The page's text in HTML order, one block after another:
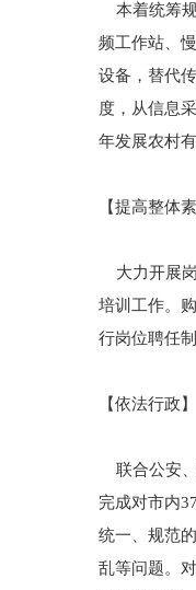
本着统筹规
频工作站、
设备，替代
度，从信息
年发展农村
【提高整体素
大力开展岗
培训工作。
行岗位聘任
【依法行政】
联合公安、
完成对市内
统一、规范
乱等问题。